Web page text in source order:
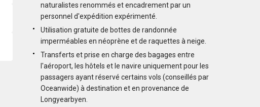
naturalistes renommés et encadrement par un
personnel d'expédition expérimenté.
Utilisation gratuite de bottes de randonnée
imperméables en néoprène et de raquettes à neige.
Transferts et prise en charge des bagages entre
l'aéroport, les hôtels et le navire uniquement pour les
passagers ayant réservé certains vols (conseillés par
Oceanwide) à destination et en provenance de
Longyearbyen.